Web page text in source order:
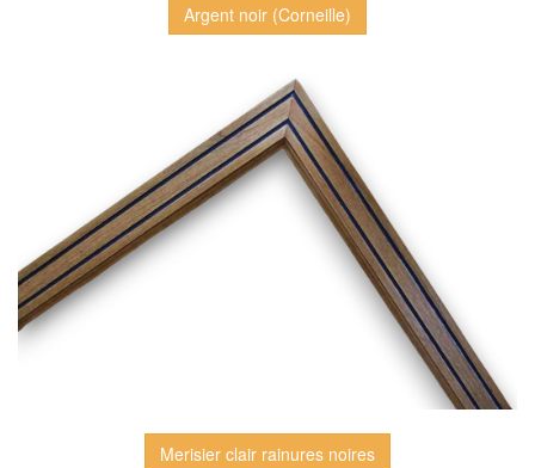
Argent noir (Corneille)
Merisier clair rainures noires